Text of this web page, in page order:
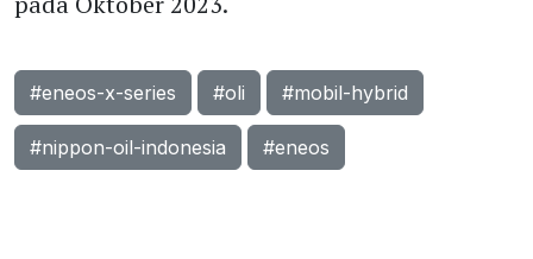
#eneos-x-series #oli #mobil-hybrid
#nippon-oil-indonesia #eneos